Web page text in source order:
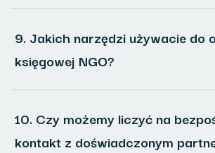
9. Jakich narzędzi używacie do
księgowej NGO?
10. Czy możemy liczyć na
kontakt z doświadczonym